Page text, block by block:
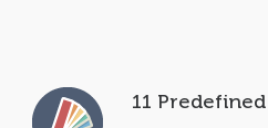
11 Predefined